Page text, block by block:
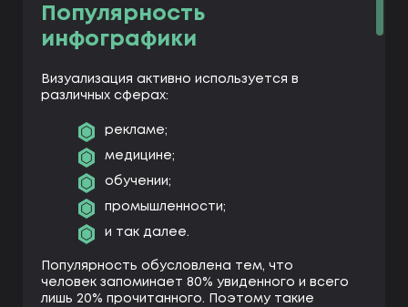
Популярность
инфографики
Визуализация активно используется в
различных сферах:
рекламе;
медицине;
обучении;
промышленности;
и так далее.
Популярность обусловлена тем, что
человек запоминает 80% увиденного и всего
лишь 20% прочитанного. Поэтому такие